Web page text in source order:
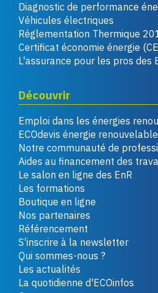
Diagnostic de performance
Véhicules électriques
Réglementation Thermique
Certificat économie énergie
L'assurance pour les pros des
Découvrir
Emploi dans les énergies
ECOdevis énergie renouvelable
Notre communauté de
Aides au financement des
Le salon en ligne des EnR
Les formations
Boutique en ligne
Nos partenaires
Référencement
S'inscrire à la newsletter
Qui sommes-nous ?
Les actualités
La quotidienne d'ECOinfos